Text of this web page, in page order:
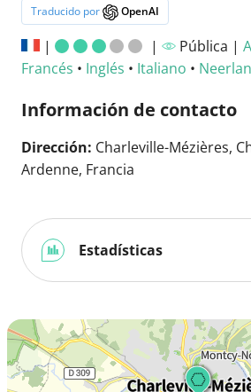
Traducido por OpenAI
| | Pública |
Francés • Inglés • Italiano •
Información de contacto
Dirección: Charleville-Mézières,
Ardenne, Francia
Estadísticas